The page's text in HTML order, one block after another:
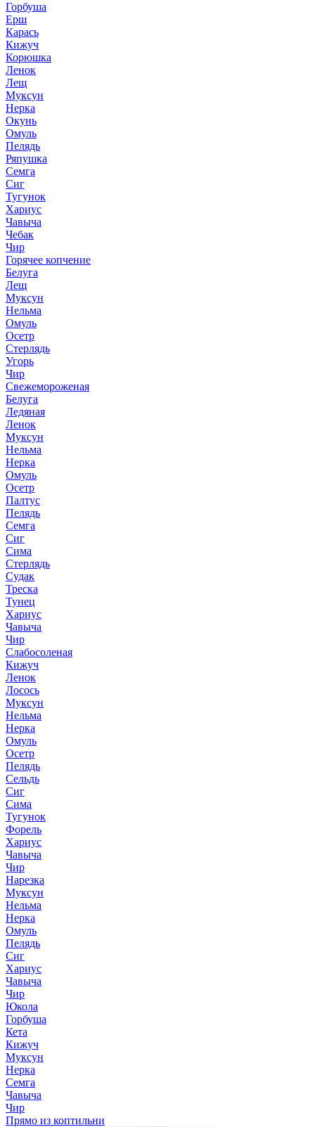
Горбуша
Ерш
Карась
Кижуч
Корюшка
Ленок
Лещ
Муксун
Нерка
Окунь
Омуль
Пелядь
Ряпушка
Семга
Сиг
Тугунок
Хариус
Чавыча
Чебак
Чир
Горячее копчение
Белуга
Лещ
Муксун
Нельма
Омуль
Осетр
Стерлядь
Угорь
Чир
Свежемороженая
Белуга
Ледяная
Ленок
Муксун
Нельма
Нерка
Омуль
Осетр
Палтус
Пелядь
Семга
Сиг
Сима
Стерлядь
Судак
Треска
Тунец
Хариус
Чавыча
Чир
Слабосоленая
Кижуч
Ленок
Лосось
Муксун
Нельма
Нерка
Омуль
Осетр
Пелядь
Сельдь
Сиг
Сима
Тугунок
Форель
Хариус
Чавыча
Чир
Нарезка
Муксун
Нельма
Нерка
Омуль
Пелядь
Сиг
Хариус
Чавыча
Чир
Юкола
Горбуша
Кета
Кижуч
Муксун
Нерка
Семга
Чавыча
Чир
Прямо из коптильни